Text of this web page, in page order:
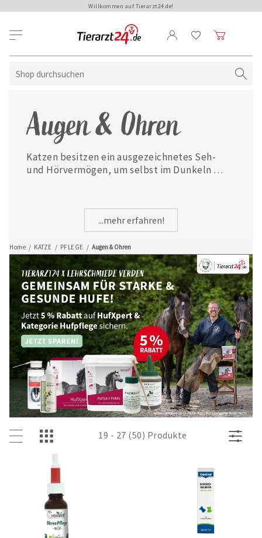
Willkommen auf Tierarzt24.de!
Home / KATZE / PFLEGE / Augen & Ohren
Augen & Ohren
Katzen besitzen ein ausgezeichnetes Seh-
und Hörvermögen, um selbst im Dunkeln
der Augen sowie Ohrenverschmutzungen oder
-entzündungen optimal versorgt wird, finden
Sie hier passende Augen- und
Ohrenpflegemittel.
...mehr erfahren!
19 - 27 (50) Produkte